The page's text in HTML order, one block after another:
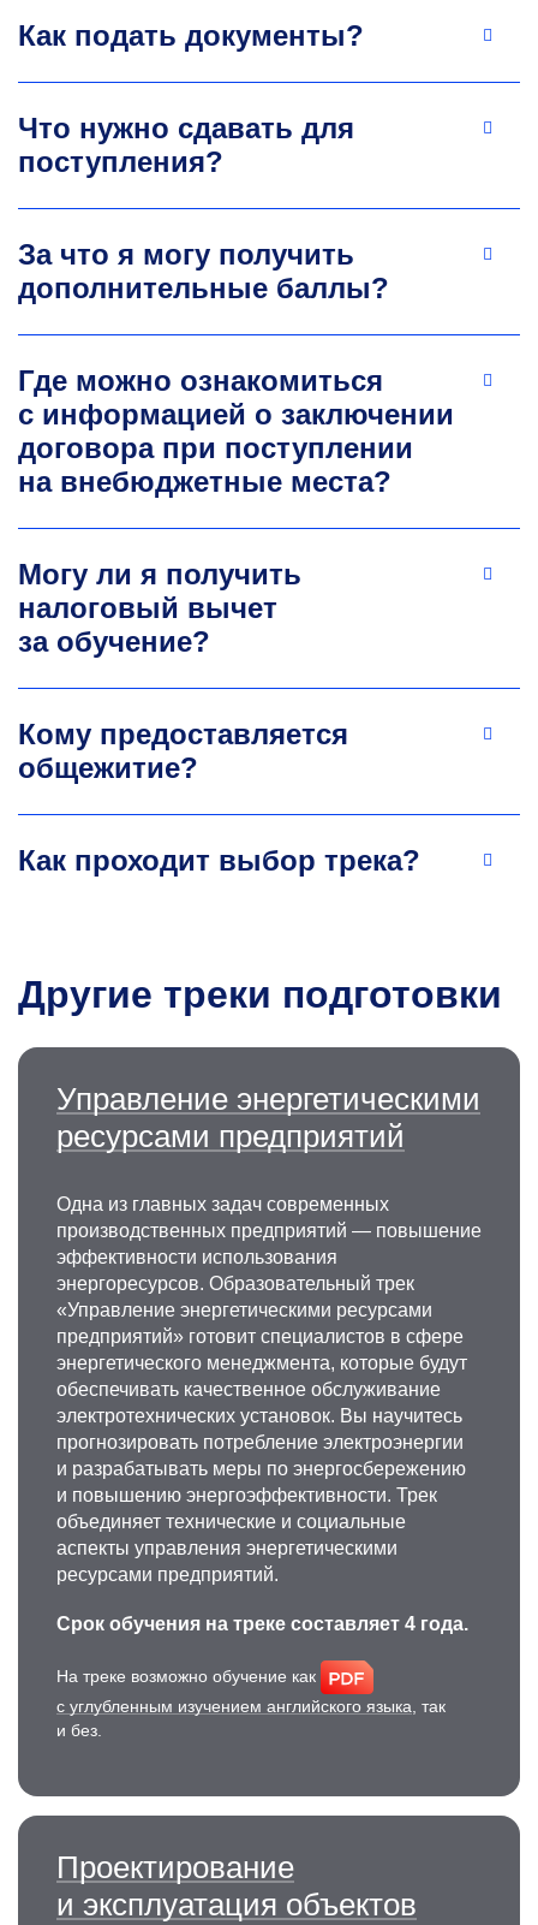
Леонид Александрович
Плащанский
промышленности
Разработка и внедрение автоматизированного
Число публикаций за последние 5 лет — 18.
5 лет — 8.
+7 499 230-23-35
plaschanskiy.la@misis.ru
Кутепова
К.т.н., доцент
и энергоэффек­тивности горной
Разработка, внедрение, консалтинг
за последние 5 лет — 8.
perfilieva.en@misis.ru
Сергей Николаевич Решетняк
К.т.н., профессор кафедры энергетики
и энергоэффективности горной
промышленности
Разработка и внедрение методов и средств
повышения качества электроэнергии. Число
публикаций за последние 5 лет — 62. Число
публикаций в ядре РИНЦ за последние
5 лет — 28.
+7 499 230-24-07
Reshetnyak.sn@misis.ru
Как подать документы?
Что нужно сдавать для
поступления?
За что я могу получить
дополнительные баллы?
Где можно ознакомиться
с информацией о заключении
договора при поступлении
на внебюджетные места?
Могу ли я получить
налоговый вычет
за обучение?
Кому предоставляется
общежитие?
Как проходит выбор трека?
Другие треки подготовки
Управление энергетическими
ресурсами предприятий
Одна из главных задач современных
производственных предприятий — повышение
эффективности использования
энергоресурсов. Образовательный трек
«Управление энергетическими ресурсами
предприятий» готовит специалистов в сфере
энергетического менеджмента, которые будут
обеспечивать качественное обслуживание
электротехнических установок. Вы научитесь
прогнозировать потребление электроэнергии
и разрабатывать меры по энергосбережению
и повышению энергоэффективности. Трек
объединяет технические и социальные
аспекты управления энергетическими
ресурсами предприятий.
Срок обучения на треке составляет 4 года.
На треке возможно обучение как
с углубленным изучением английского языка , так
и без.
Проектирование
и эксплуатация объектов